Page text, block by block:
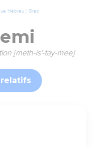
Hébreu / Grec
[meth-is'-tay-mee]